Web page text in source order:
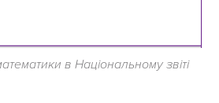
в Національному звіті